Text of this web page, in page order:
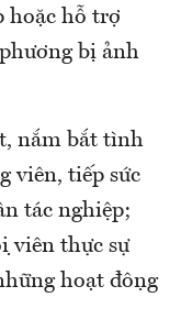
hoặc hỗ trợ
bị ảnh
nắm bắt tình
viên, tiếp sức
tác nghiệp;
viên thực sự
hoạt động